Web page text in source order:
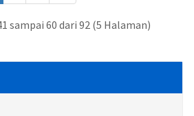
sampai 60 dari 92 (5 Halaman)